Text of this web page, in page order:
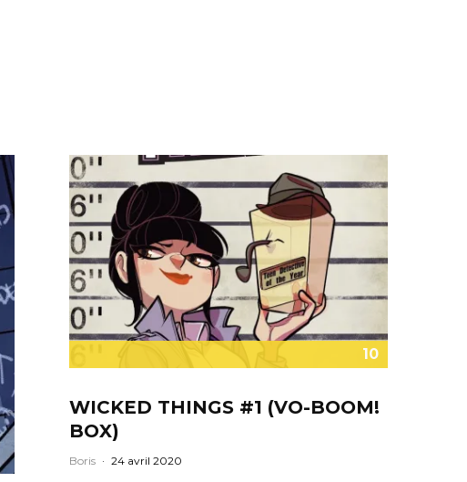
10
WICKED THINGS #1 (VO-BOOM!
BOX)
Boris · 24 avril 2020